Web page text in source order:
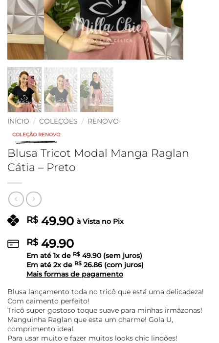
INÍCIO / COLEÇÕES / RENOVO
COLEÇÃO RENOVO
Blusa Tricot Modal Manga Raglan
Cátia – Preto
R$49.90 à Vista no Pix
R$49.90
Em até 1x de R$ 49.90(sem juros)
Em até 2x de R$ 26.86 (com juros)
Mais formas de pagamento
Blusa lançamento toda no tricô que está uma delicadeza!
Com caimento perfeito!
Tricô super gostoso toque suave para minhas irmãzonas!
Manguinha Raglan que esta um charme! Gola U,
comprimento ideal.
Para usar muito e fazer muitos looks chic lindões!